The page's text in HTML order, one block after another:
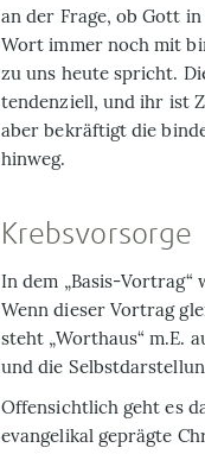
an der Frage, ob Gott
Wort immer noch mit
zu uns heute spricht.
tendenziell, und ihr ist
aber bekräftigt die
hinweg.
Krebsvorsorge
In dem „Basis-
Wenn dieser Vortrag
steht „Worthaus“ m.E.
und die
Offensichtlich geht es
evangelikal geprägte